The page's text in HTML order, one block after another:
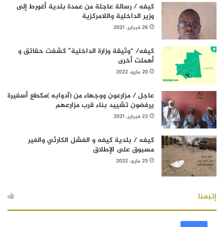
كيفه / رسالة عاجلة من عمدة بلدية أغورط إلى
وزير الداخلية واللامركزية
26 فبراير، 2021
كيفه/ “وثيقة وزارة الداخلية” كشفت حقائق و
أهملت أخرى
20 مايو، 2022
عاجل / مزارعون ووجهاء من (آدوابه )مكطع أسفيرة
يرفضون تشييد بناء قرب مزارعهم
23 فبراير، 2021
كيفه / بلدية كيفه و الفشل الكارثي والغير
مسبوق على الإطلاق
25 مايو، 2022
إتبعنا